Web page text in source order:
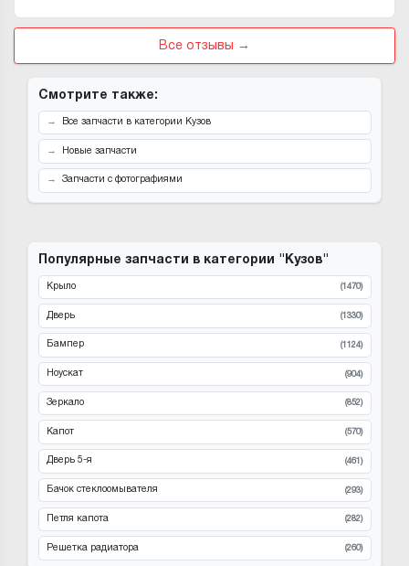
Все отзывы →
Смотрите также:
Все запчасти в категории Кузов
Новые запчасти
Запчасти с фотографиями
Популярные запчасти в категории "Кузов"
Крыло (1470)
Дверь (1330)
Бампер (1124)
Ноускат (904)
Зеркало (852)
Капот (570)
Дверь 5-я (461)
Бачок стеклоомывателя (293)
Петля капота (282)
Решетка радиатора (260)